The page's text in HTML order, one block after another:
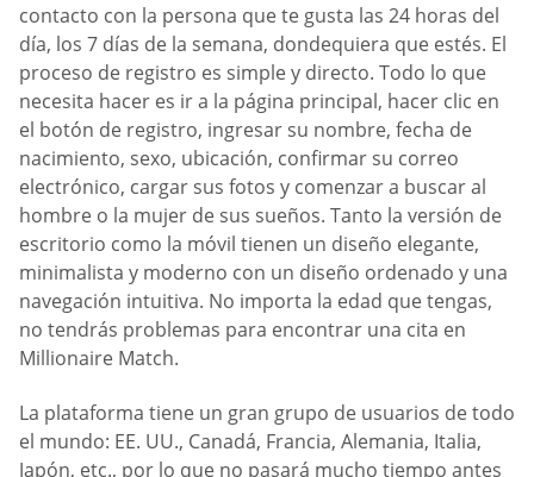
contacto con la persona que te gusta las 24 horas del
día, los 7 días de la semana, dondequiera que estés. El
proceso de registro es simple y directo. Todo lo que
necesita hacer es ir a la página principal, hacer clic en
el botón de registro, ingresar su nombre, fecha de
nacimiento, sexo, ubicación, confirmar su correo
electrónico, cargar sus fotos y comenzar a buscar al
hombre o la mujer de sus sueños. Tanto la versión de
escritorio como la móvil tienen un diseño elegante,
minimalista y moderno con un diseño ordenado y una
navegación intuitiva. No importa la edad que tengas,
no tendrás problemas para encontrar una cita en
Millionaire Match.
La plataforma tiene un gran grupo de usuarios de todo
el mundo: EE. UU., Canadá, Francia, Alemania, Italia,
Japón, etc., por lo que no pasará mucho tiempo antes